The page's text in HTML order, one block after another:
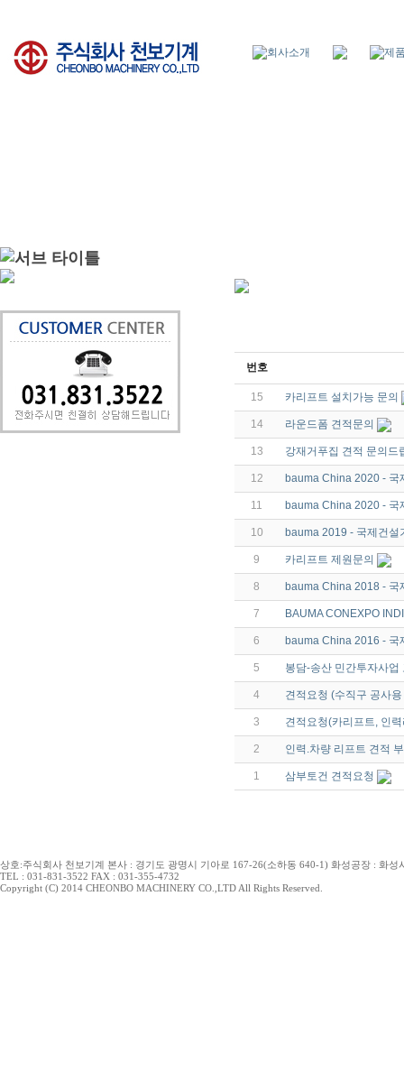
번호
15 카리프트 설치가능 문의
14 라운드폼 견적문의
13 강재거푸집 견적 문의드
12 bauma China 2020 -
11 bauma China 2020 -
10 bauma 2019 - 국제건
9 카리프트 제원문의
8 bauma China 2018 -
7 BAUMA CONEXPO
6 bauma China 2016 -
5 봉담-송산 민간투자사업
4 견적요청 (수직구 공사
3 견적요청(카리프트, 인
2 인력.차량 리프트 견적
1 삼부토건 견적요청
상호:주식회사 천보기계 본사 : 경기도 광명시 기아로 167-26(소하동 640-1) 화성공장 : 화
TEL : 031-831-3522 FAX : 031-355-4732
Copyright (C) 2014 CHEONBO MACHINERY CO.,LTD All Rights Reserved.